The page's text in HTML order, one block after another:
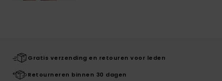
Gratis verzending en retouren voor leden
Retourneren binnen 30 dagen